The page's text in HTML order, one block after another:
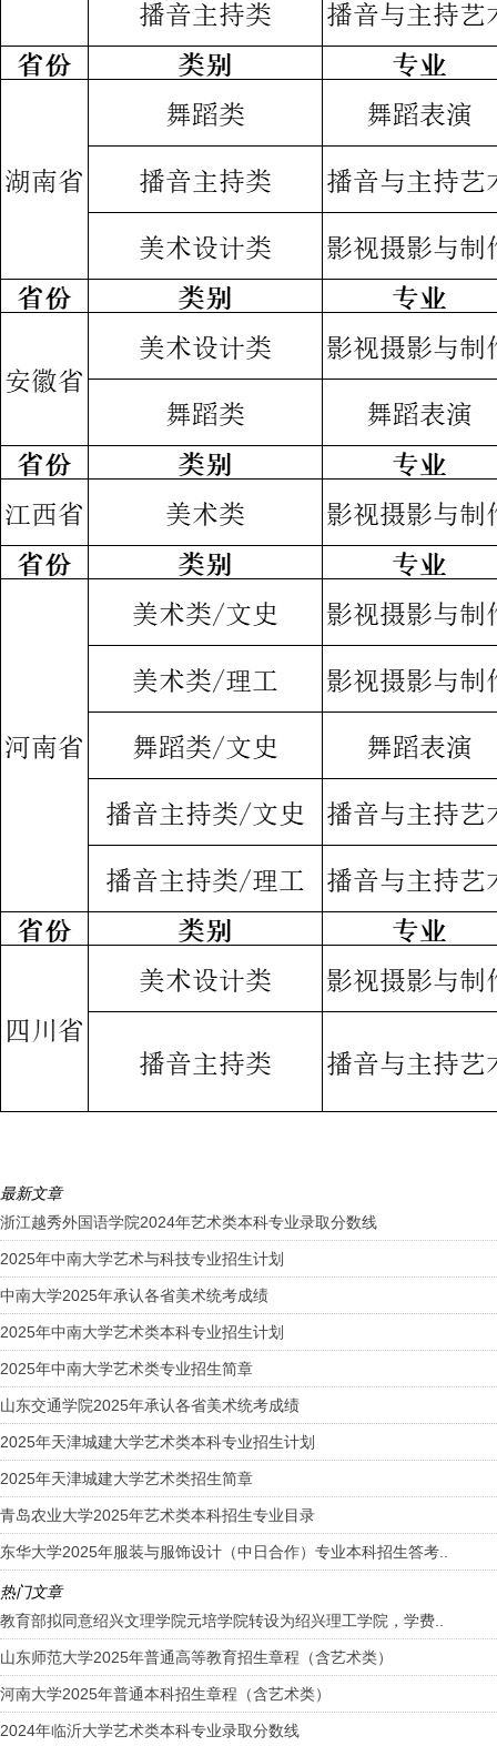
最新文章
浙江越秀外国语学院2024年艺术类本科专业录取分数线
2025年中南大学艺术与科技专业招生计划
中南大学2025年承认各省美术统考成绩
2025年中南大学艺术类本科专业招生计划
2025年中南大学艺术类专业招生简章
山东交通学院2025年承认各省美术统考成绩
2025年天津城建大学艺术类本科专业招生计划
2025年天津城建大学艺术类招生简章
青岛农业大学2025年艺术类本科招生专业目录
东华大学2025年服装与服饰设计（中日合作）专业本科招生答考..
热门文章
教育部拟同意绍兴文理学院元培学院转设为绍兴理工学院，学费..
山东师范大学2025年普通高等教育招生章程（含艺术类）
河南大学2025年普通本科招生章程（含艺术类）
2024年临沂大学艺术类本科专业录取分数线